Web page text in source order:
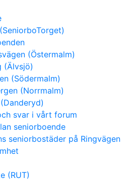
(Östermalm)
(Älvsjö)
(Södermalm)
(Norrmalm)
svar i vårt forum
seniorboende
seniorbostäder på Ringvägen
(RUT)